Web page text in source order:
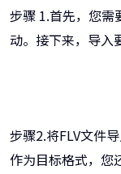
步骤 1.首先，您需
动。接下来，导入
步骤2.将FLV文件
作为目标格式，您